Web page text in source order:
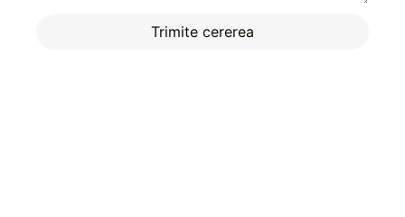
Trimite cererea